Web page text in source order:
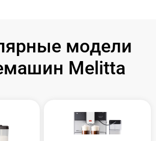
модели
Melitta